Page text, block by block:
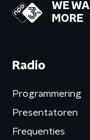
WE
MORE
Radio
Programmering
Presentatoren
Frequenties